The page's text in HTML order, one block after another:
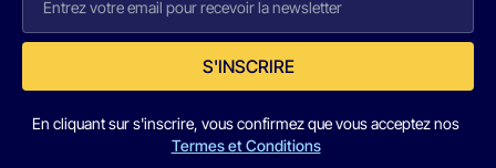
S'INSCRIRE
En cliquant sur s'inscrire, vous confirmez que vous acceptez nos
Termes et Conditions